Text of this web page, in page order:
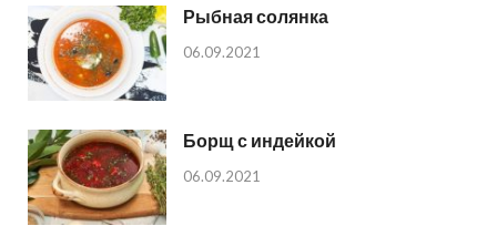
Рыбная солянка
06.09.2021
Борщ с индейкой
06.09.2021